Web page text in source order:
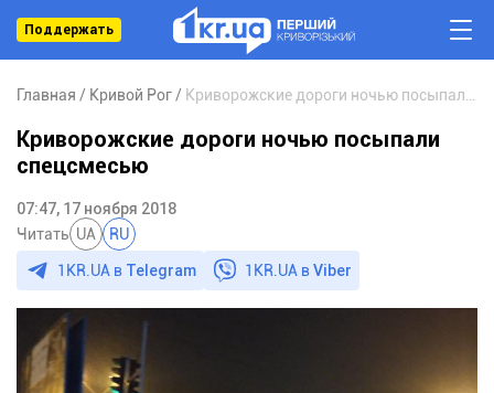
Поддержать
Главная Кривой Рог
Криворожские дороги ночью посыпали
спецсмесью
07:47, 17 ноября 2018
Читать UA RU
1KR.UA в Telegram 1KR.UA вViber